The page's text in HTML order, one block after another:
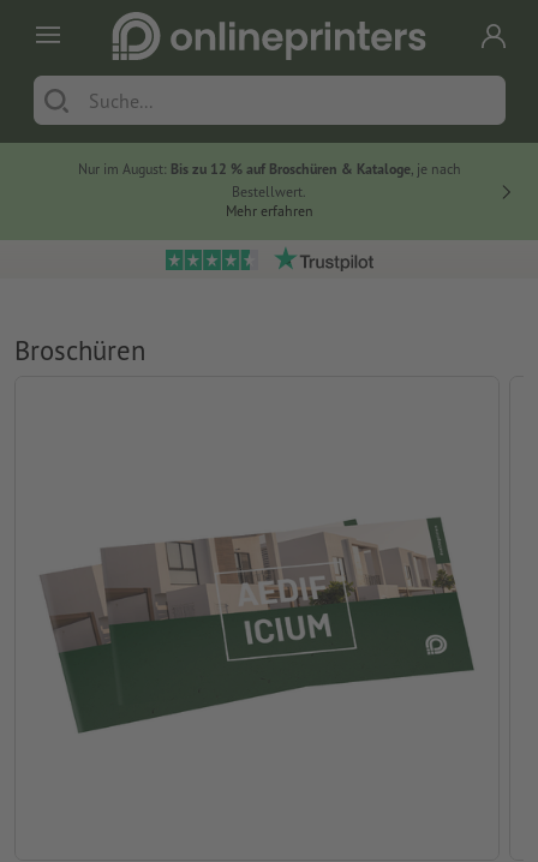
Nur im August: Bis zu 12 % auf Broschüren & Kataloge, je nach
Bestellwert.
Mehr erfahren
Broschüren